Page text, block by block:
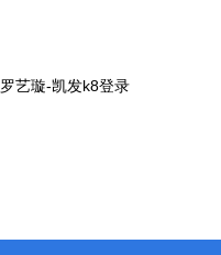
罗艺璇-凯发k8登录